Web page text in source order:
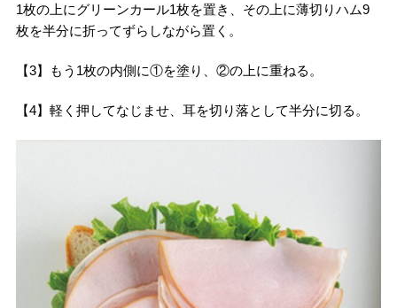
1枚の上にグリーンカール1枚を置き、その上に薄切りハム9
枚を半分に折ってずらしながら置く。
【3】もう1枚の内側に①を塗り、②の上に重ねる。
【4】軽く押してなじませ、⽿を切り落として半分に切る。